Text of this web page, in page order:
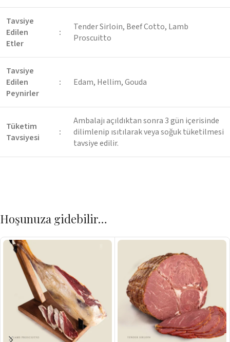
Tavsiye
Edilen
Etler
:
Tender Sirloin, Beef Cotto, Lamb
Proscuitto
Tavsiye
Edilen
Peynirler
: Edam, Hellim, Gouda
Tüketim
Tavsiyesi
:
Ambalajı açıldıktan sonra 3 gün içerisinde
dilimlenip ısıtılarak veya soğuk tüketilmesi
tavsiye edilir.
Hoşunuza gidebilir…